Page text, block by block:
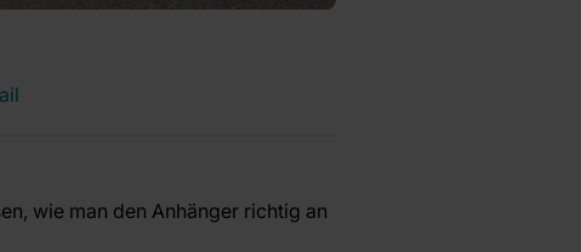
wie man den Anhänger richtig an